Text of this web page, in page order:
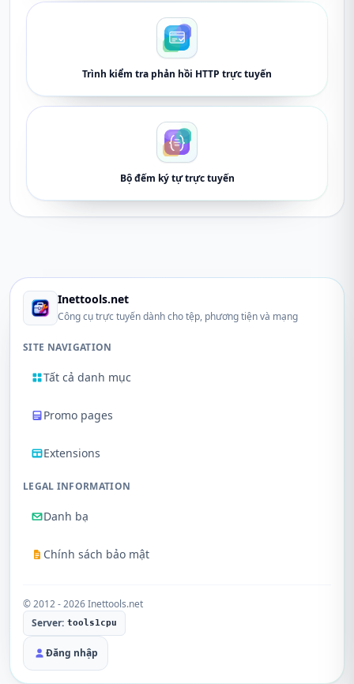
Trình kiểm tra phản hồi HTTP trực tuyến
Bộ đếm ký tự trực tuyến
Inettools.net
Công cụ trực tuyến dành cho tệp, phương tiện và mạng
SITE NAVIGATION
Tất cả danh mục
Promo pages
Extensions
LEGAL INFORMATION
Danh bạ
Chính sách bảo mật
© 2012 - 2026 Inettools.net
Server: tools1cpu
Đăng nhập